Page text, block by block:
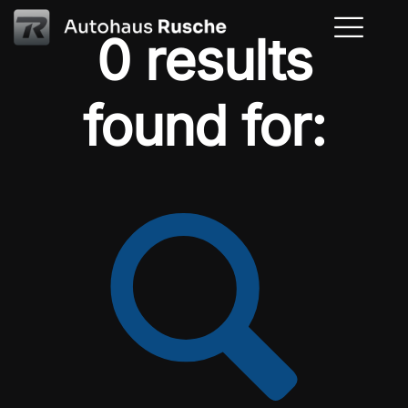
0 results
found for: